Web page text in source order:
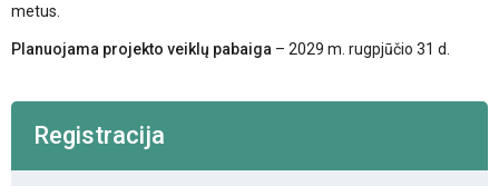
metus.
Planuojama projekto veiklų pabaiga – 2029 m. rugpjūčio 31 d.
Registracija